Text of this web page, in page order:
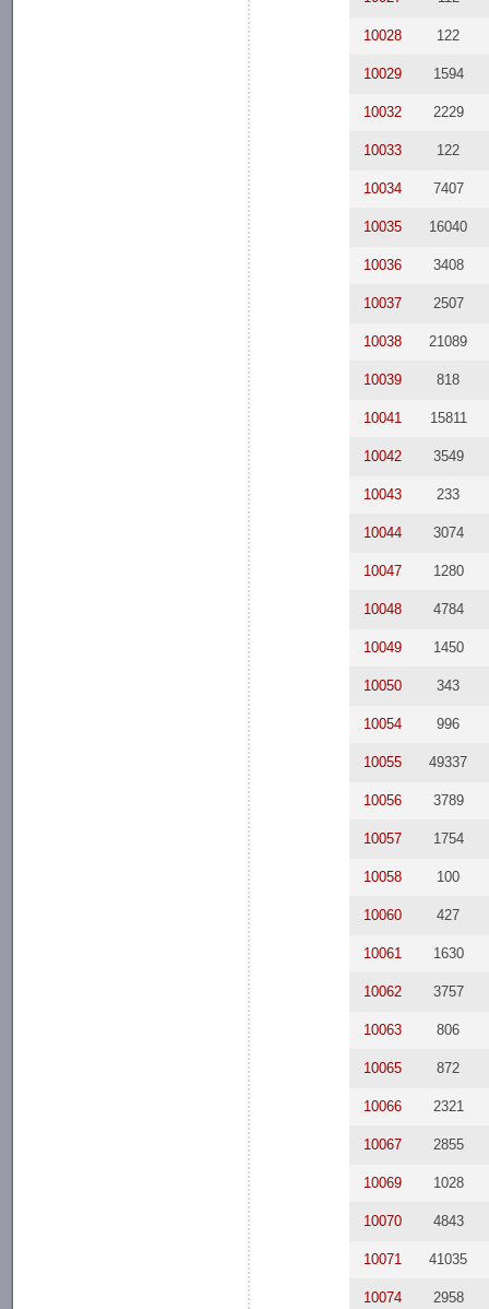
10028 122
10029 1594
10032 2229
10033 122
10034 7407
10035 16040
10036 3408
10037 2507
10038 21089
10039 818
10041 15811
10042 3549
10043 233
10044 3074
10047 1280
10048 4784
10049 1450
10050 343
10054 996
10055 49337
10056 3789
10057 1754
10058 100
10060 427
10061 1630
10062 3757
10063 806
10065 872
10066 2321
10067 2855
10069 1028
10070 4843
10071 41035
10074 2958